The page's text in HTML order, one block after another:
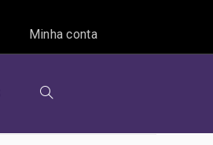
Minha conta
ALTERNAR